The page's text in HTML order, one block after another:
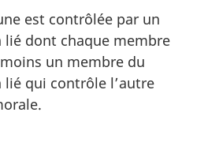
est contrôlée par un
lié dont chaque membre
un membre du
lié qui contrôle l’autre